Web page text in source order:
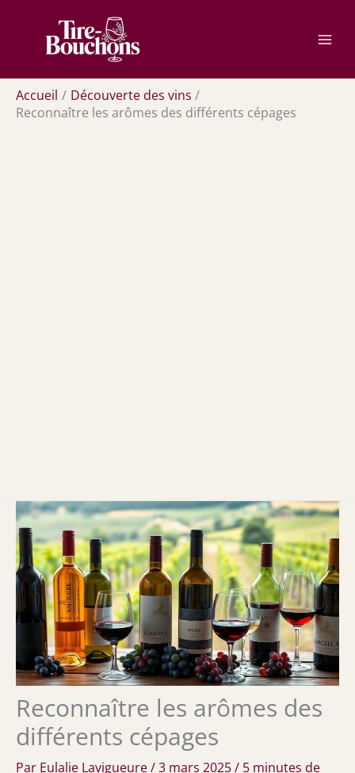
contenu
Accueil
Découverte des vins
Reconnaître les arômes des différents cépages
Reconnaître les arômes des
différents cépages
Par Eulalie Lavigueure/3 mars 2025/ 5 minutes de